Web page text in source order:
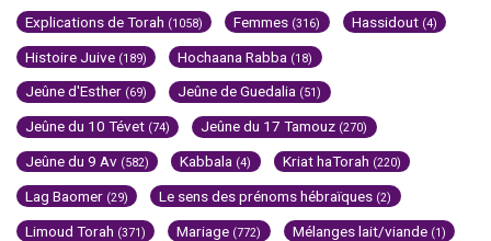
Explications de Torah (1058) Femmes (316) Hassidout (4)
Histoire Juive (189) Hochaana Rabba (18)
Jeûne d'Esther (69) Jeûne de Guedalia (51)
Jeûne du 10 Tévet (74) Jeûne du 17 Tamouz (270)
Jeûne du 9 Av (582) Kabbala (4) Kriat haTorah (220)
Lag Baomer (29) Le sens des prénoms hébraïques (2)
Limoud Torah (371) Mariage (772) Mélanges lait/viande (1)